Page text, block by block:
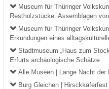
Museum für Thüringer
Restholzstücke. Assemblagen
Museum für Thüringer
Erkundungen eines
Stadtmuseum „Haus zum
Erfurts archäologische Schätze
Alle Museen | Lange Nacht der
Burg Gleichen | Hirsckkäferfest